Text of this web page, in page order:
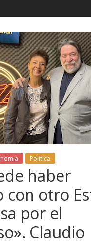
Política
haber
con otro
por el
Claudio